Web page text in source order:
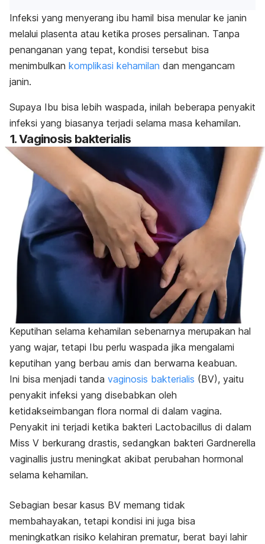
Infeksi yang menyerang ibu hamil bisa menular ke janin
melalui plasenta atau ketika proses persalinan. Tanpa
penanganan yang tepat, kondisi tersebut bisa
menimbulkan komplikasi kehamilan dan mengancam
janin.
Supaya Ibu bisa lebih waspada, inilah beberapa penyakit
infeksi yang biasanya terjadi selama masa kehamilan.
1. Vaginosis bakterialis
Keputihan selama kehamilan sebenarnya merupakan hal
yang wajar, tetapi Ibu perlu waspada jika mengalami
keputihan yang berbau amis dan berwarna keabuan.
Ini bisa menjadi tanda vaginosis bakterialis (BV), yaitu
penyakit infeksi yang disebabkan oleh
ketidakseimbangan flora normal di dalam vagina.
Penyakit ini terjadi ketika bakteri Lactobacillus di dalam
Miss V berkurang drastis, sedangkan bakteri Gardnerella
vaginallis justru meningkat akibat perubahan hormonal
selama kehamilan.
Sebagian besar kasus BV memang tidak
membahayakan, tetapi kondisi ini juga bisa
meningkatkan risiko kelahiran prematur, berat bayi lahir